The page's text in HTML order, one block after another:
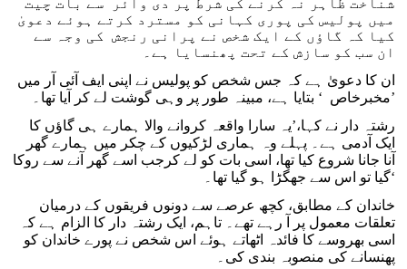
شناخت ظاہر نہ کرنے کی شرط پر دی وائر سے بات چیت
میں پولیس کی پوری کہانی کو مسترد کرتے ہوئے دعویٰ
کیا کہ گاؤں کے ایک شخص نے پرانی رنجش کی وجہ سے
ان سب کو سازش کے تحت پھنسایا ہے۔
ان کا دعویٰ ہے کہ جس شخص کو پولیس نے اپنی ایف آئی آر میں
’مخبرخاص ‘ بتایا ہے، مبینہ طور پر وہی گوشت لے کر آیا تھا۔
رشتہ دار نے کہا،’یہ سارا واقعہ کروانے والا ہمارے ہی گاؤں کا
ایک آدمی ہے۔ پہلے وہ ہماری لڑکیوں کے چکر میں ہمارے گھر
آنا جانا شروع کیا تھا، اسی بات کو لے کرجب اسے گھر آنے سے روکا
گیا تو اس سے جھگڑا ہو گیا تھا۔‘
خاندان کے مطابق، کچھ عرصے سے دونوں فریقوں کے درمیان
تعلقات معمول پر آ رہے تھے۔ تاہم، ایک رشتہ دار کا الزام ہے کہ
اسی بھروسے کا فائدہ اٹھاتے ہوئے اس شخص نے پورے خاندان کو
پھنسانے کی منصوبہ بندی کی۔